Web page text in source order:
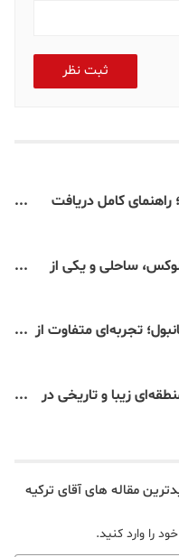
ثبت نظر
کامل دریافت
ساحلی و یکی از
تجربه‌ای متفاوت از
زیبا و تاریخی در
مقاله های آقای ترکیه
را وارد کنید.